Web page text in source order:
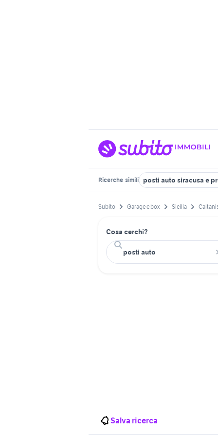
Ricerche simili posti auto siracusa e
Subito Garage e box Sicilia
Cosa cerchi?
Salva ricerca